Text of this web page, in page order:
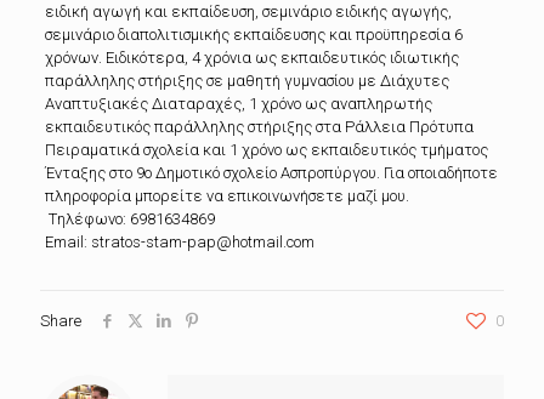
ειδική αγωγή και εκπαίδευση, σεμινάριο ειδικής αγωγής,
σεμινάριο διαπολιτισμικής εκπαίδευσης και προϋπηρεσία 6
χρόνων. Ειδικότερα, 4 χρόνια ως εκπαιδευτικός ιδιωτικής
παράλληλης στήριξης σε μαθητή γυμνασίου με Διάχυτες
Αναπτυξιακές Διαταραχές, 1 χρόνο ως αναπληρωτής
εκπαιδευτικός παράλληλης στήριξης στα Ράλλεια Πρότυπα
Πειραματικά σχολεία και 1 χρόνο ως εκπαιδευτικός τμήματος
Ένταξης στο 9ο Δημοτικό σχολείο Ασπροπύργου. Για οποιαδήποτε
πληροφορία μπορείτε να επικοινωνήσετε μαζί μου.
Tηλέφωνο: 6981634869
Email: stratos-stam-pap@hotmail.com
Share 0